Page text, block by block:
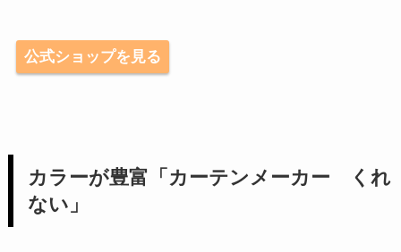
公式ショップを見る
カラーが豊富「カーテンメーカー くれ
ない」